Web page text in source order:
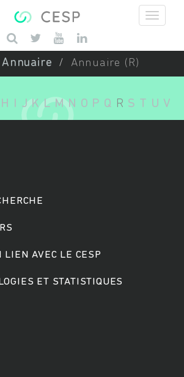
Saisissez vos mots-clés
Annuaire Annuaire (R)
H J K L M N O P Q R S T U V
LIEN AVEC LE CESP
ET STATISTIQUES